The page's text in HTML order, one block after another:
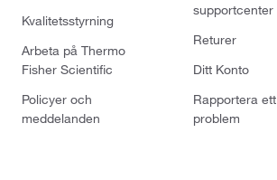
Kvalitetsstyrning
Arbeta på Thermo
Fisher Scientific
Policyer och
meddelanden
supportcenter
Returer
Ditt Konto
Rapportera ett
problem